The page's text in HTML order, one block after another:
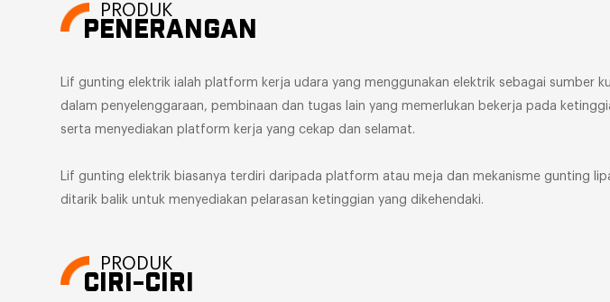
PRODUK
PENERANGAN
Lif gunting elektrik ialah platform kerja udara yang menggunakan elektrik sebagai sumber
dalam penyelenggaraan, pembinaan dan tugas lain yang memerlukan bekerja pada
serta menyediakan platform kerja yang cekap dan selamat.
Lif gunting elektrik biasanya terdiri daripada platform atau meja dan mekanisme gunting
ditarik balik untuk menyediakan pelarasan ketinggian yang dikehendaki.
PRODUK
CIRI-CIRI